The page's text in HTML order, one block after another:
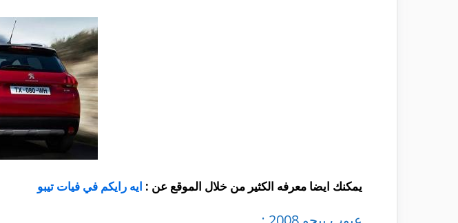
يمكنك ايضا معرفه الكثير من خلال الموقع عن : ايه رايكم في فيات تيبو